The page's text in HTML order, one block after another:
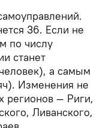
36. Если не
по числу
станет
а самым
Изменения не
регионов — Риги,
Ливанского,